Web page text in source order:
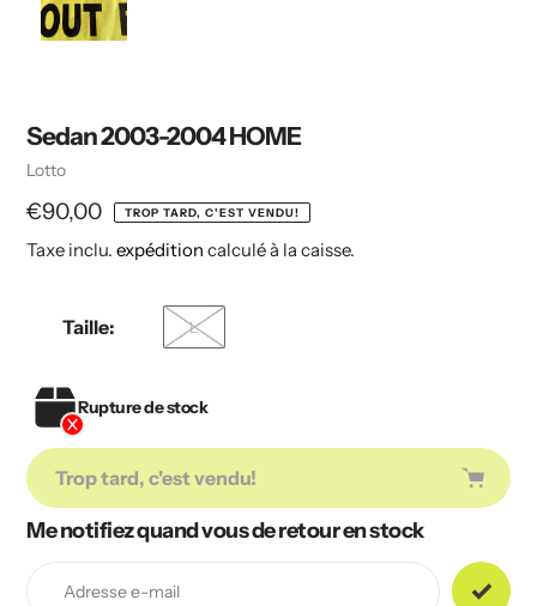
Sedan 2003-2004 HOME
Vendeuse
Lotto
Prix
€90,00 TROP TARD, C'EST VENDU!
Taxe inclu. expédition calculé à la caisse.
Taille: L
Rupture de stock
Trop tard, c'est vendu!
Ajout
produit
Me notifiez quand vous de retour en stock